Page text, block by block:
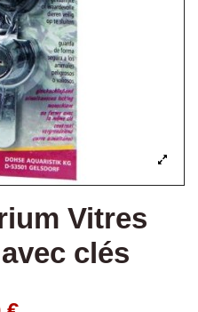
Vitres
clés